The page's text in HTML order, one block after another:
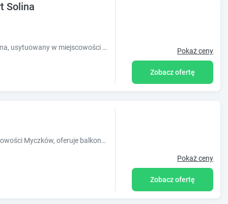
Solina
Obiekt Sztygarka Hetmańska Resort Solina, usytuowany w miejscowości Solina, oferuje taras, bezpłatny prywatny parking oraz bar. Odległość ważny Pokaż ceny
Zobacz ofertę
Obiekt Poczciwy Bies, położony w miejscowości Myczków, oferuje balkon oraz bezpłatne Wi-Fi. Odległość ważnych miejsc od obiektu: Połonina We
Pokaż ceny
Zobacz ofertę